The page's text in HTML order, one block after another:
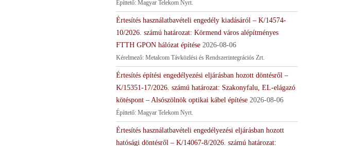
Építtető: Magyar Telekom Nyrt.
Értesítés használatbavételi engedély kiadásáról – K/14574-
10/2026. számú határozat: Körmend város alépítményes
FTTH GPON hálózat építése 2026-08-06
Kérelmező: Metalcom Távközlési és Rendszerintegrációs Zrt.
Értesítés építési engedélyezési eljárásban hozott döntésről –
K/15351-17/2026. számú határozat: Szakonyfalu, EL-elágazó
kötéspont – Alsószölnök optikai kábel építése 2026-08-06
Építtető: Magyar Telekom Nyrt.
Értesítés használatbavételi engedélyezési eljárásban hozott
hatósági döntésről – K/14067-8/2026. számú határozat: